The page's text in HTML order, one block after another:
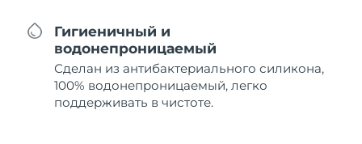
Гигиеничный и
водонепроницаемый
Сделан из антибактериального силикона,
100% водонепроницаемый, легко
поддерживать в чистоте.